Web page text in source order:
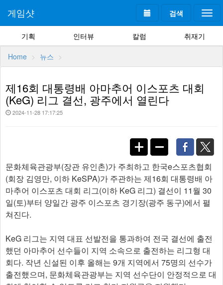
검색
게임샷
기획 인터뷰 칼럼 취재기
Home 뉴스
제16회 대통령배 아마추어 이스포츠 대회
(KeG) 리그 결선, 광주에서 열린다
2024-11-28 17:17:25
문화체육관광부(장관 유인촌)가 주최하고 한국e스포츠협회
(회장 김영만, 이하 KeSPA)가 주관하는 제16회 대통령배 아
마추어 이스포츠 대회 리그(이하 KeG 리그) 결선이 11월 30
일(토)부터 양일간 광주 이스포츠 경기장(광주 동구)에서 펼
쳐진다.
KeG 리그는 지역 대표 선발전을 통과하여 전국 결선에 출전
했던 아마추어 선수들이 지역 소속으로 출전하는 리그형 대
회다. 작년 신설된 이후 올해는 9개 지역에서 75명의 선수가
출전했으며, 문화체육관광부는 지역 선수단이 안정적으로 대